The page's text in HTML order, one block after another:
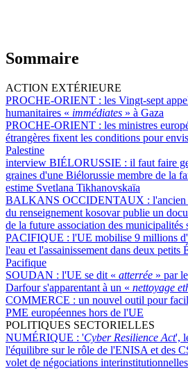
Sommaire
ACTION EXTÉRIEURE
PROCHE-ORIENT : les Vingt-sept
humanitaires « immédiates » à Gaza
PROCHE-ORIENT : les ministres
étrangères fixent les conditions pour
Palestine
interview BIÉLORUSSIE : il faut faire
graines d'une Biélorussie membre de la
estime Svetlana Tikhanovskaïa
BALKANS OCCIDENTAUX :
du renseignement kosovar publie un
de la future association des municipalités
PACIFIQUE : l'UE mobilise 9 millions
l'eau et l'assainissement dans deux petits
Pacifique
SOUDAN : l'UE se dit « atterrée » par
Darfour s'apparentant à un « nettoyage
COMMERCE : un nouvel outil pour
PME européennes hors de l'UE
POLITIQUES SECTORIELLES
NUMÉRIQUE : 'Cyber Resilience Act',
l'équilibre sur le rôle de l'ENISA et des
volet de négociations interinstitutionnelles